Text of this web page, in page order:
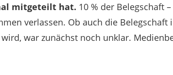
mitgeteilt hat. 10 % der Belegschaft
verlassen. Ob auch die
war zunächst noch unklar.